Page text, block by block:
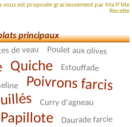
vous est proposée gracieusement par Ma P'tite
Recette
principaux
de veau Poulet aux olives
Quiche Estouffade
Poivrons farcis
Curry d'agneau
Papillote Daurade farcie